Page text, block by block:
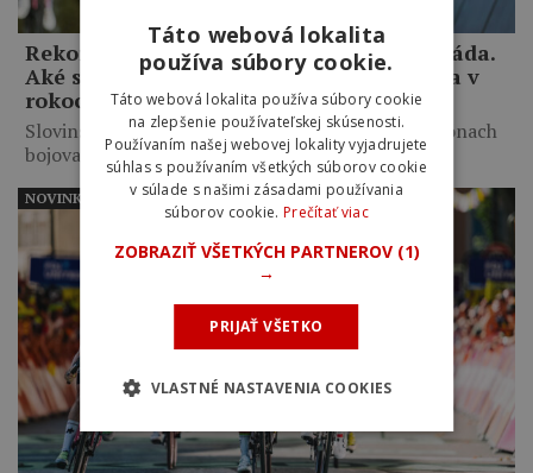
Rekord Petra Sagana, Roubaix aj olympiáda.
Aké sú ďalšie veľké ciele Tadeja Pogačara v
rokoch 2027 a 2028?
Slovinský cyklista plánuje v najbližších dvoch sezónach
bojovať aj o…
NOVINKY
Táto webová lokalita
používa súbory cookie.
Táto webová lokalita používa súbory cookie
na zlepšenie používateľskej skúsenosti.
Používaním našej webovej lokality vyjadrujete
súhlas s používaním všetkých súborov cookie
v súlade s našimi zásadami používania
súborov cookie. Prečítať viac
ZOBRAZIŤ VŠETKÝCH PARTNEROV (1)
→
PRIJAŤ VŠETKO
VLASTNÉ NASTAVENIA COOKIES